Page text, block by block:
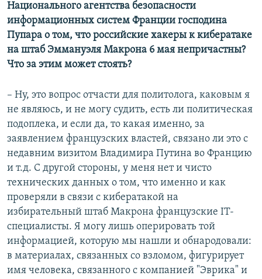
Национального агентства безопасности
информационных систем Франции господина
Пупара о том, что российские хакеры к кибератаке
на штаб Эммануэля Макрона 6 мая непричастны?
Что за этим может стоять?
– Ну, это вопрос отчасти для политолога, каковым я
не являюсь, и не могу судить, есть ли политическая
подоплека, и если да, то какая именно, за
заявлением французских властей, связано ли это с
недавним визитом Владимира Путина во Францию
и т.д. С другой стороны, у меня нет и чисто
технических данных о том, что именно и как
проверяли в связи с кибератакой на
избирательный штаб Макрона французские IT-
специалисты. Я могу лишь оперировать той
информацией, которую мы нашли и обнародовали:
в материалах, связанных со взломом, фигурирует
имя человека, связанного с компанией "Эврика" и